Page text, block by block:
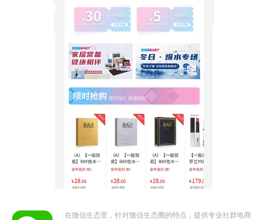
在微信生态里，针对微信生态圈的特点，提供专业社群电商